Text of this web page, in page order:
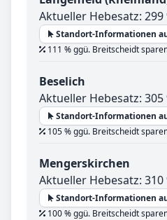
Aktueller Hebesatz: 299
Standort-Informationen
111 % ggü. Breitscheidt
Beselich
Aktueller Hebesatz: 305
Standort-Informationen
105 % ggü. Breitscheidt
Mengerskirchen
Aktueller Hebesatz: 310
Standort-Informationen
100 % ggü. Breitscheidt